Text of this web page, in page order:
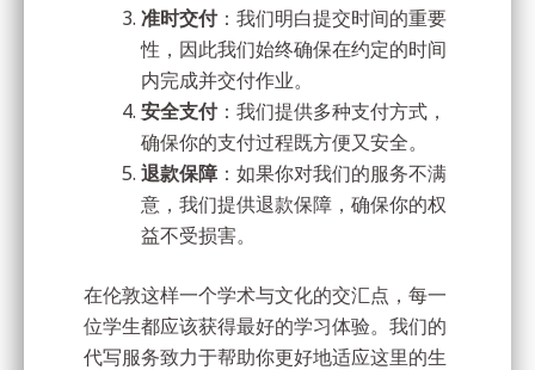
准时交付：我们明白提交时间的重要
性，因此我们始终确保在约定的时间
内完成并交付作业。
安全支付：我们提供多种支付方式，
确保你的支付过程既方便又安全。
退款保障 ：如果你对我们的服务不满
意，我们提供退款保障，确保你的权
益不受损害。
在伦敦这样一个学术与文化的交汇点，每一
位学生都应该获得最好的学习体验。我们的
代写服务致力于帮助你更好地适应这里的生